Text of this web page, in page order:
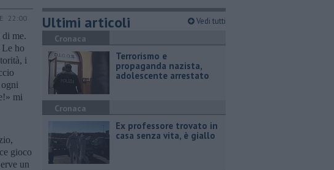
22:00
me.
Le ho
i
mi
gioco
un
Ultimi articoli Vedi tutti
Cronaca
Terrorismo e
propaganda nazista,
adolescente arrestato
Cronaca
Ex professore trovato in
casa senza vita, è giallo